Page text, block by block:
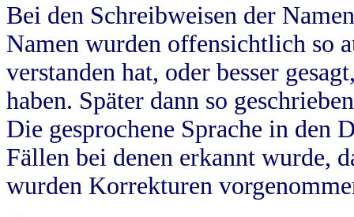
Bei den Schreibweisen der
Namen wurden offensichtlich so
verstanden hat, oder besser
haben. Später dann so
Die gesprochene Sprache in
Fällen bei denen erkannt wurde,
wurden Korrekturen